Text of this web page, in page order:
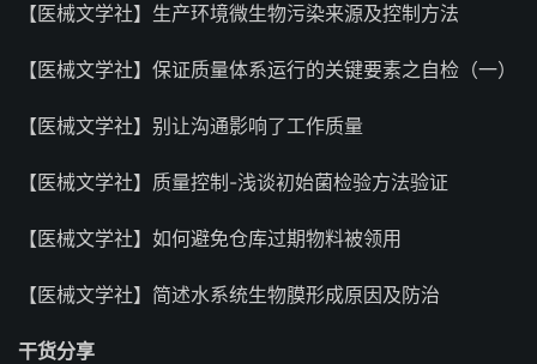
【医械文学社】生产环境微生物污染来源及控制方法
【医械文学社】保证质量体系运行的关键要素之自检（一）
【医械文学社】别让沟通影响了工作质量
【医械文学社】质量控制-浅谈初始菌检验方法验证
【医械文学社】如何避免仓库过期物料被领用
【医械文学社】简述水系统生物膜形成原因及防治
干货分享